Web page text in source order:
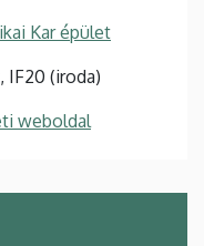
Kar épület
IF20 (iroda)
weboldal